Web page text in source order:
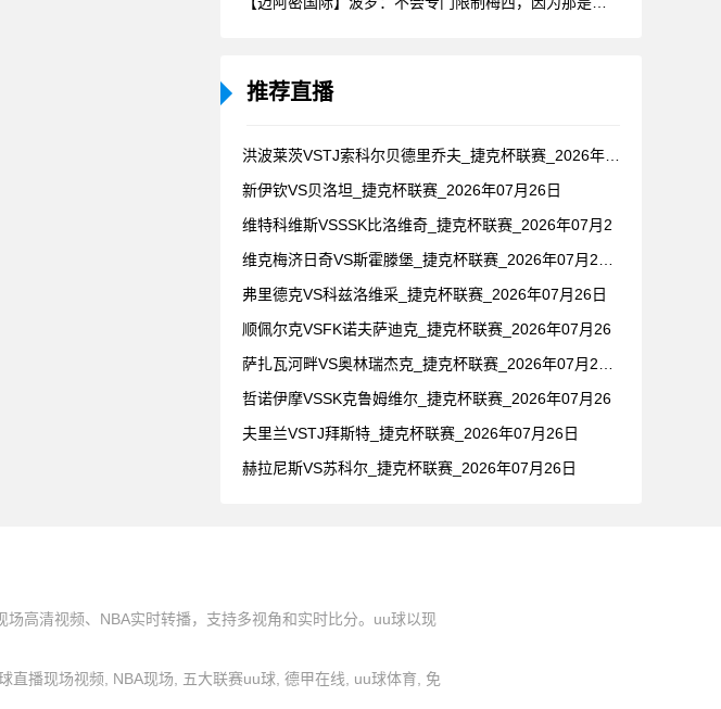
推荐直播
新伊钦VS贝洛坦_捷克杯联赛_2026年07月26日
维特科维斯VSSSK比洛维奇_捷克杯联赛_2026年07月2
弗里德克VS科兹洛维采_捷克杯联赛_2026年07月26日
顺佩尔克VSFK诺夫萨迪克_捷克杯联赛_2026年07月26
哲诺伊摩VSSK克鲁姆维尔_捷克杯联赛_2026年07月26
夫里兰VSTJ拜斯特_捷克杯联赛_2026年07月26日
赫拉尼斯VS苏科尔_捷克杯联赛_2026年07月26日
高清视频、NBA实时转播，支持多视角和实时比分。uu球以现
播现场视频, NBA现场, 五大联赛uu球, 德甲在线, uu球体育, 免